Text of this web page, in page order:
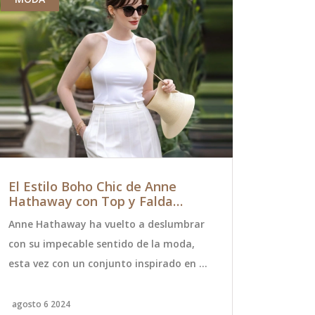
El Estilo Boho Chic de Anne
Hathaway con Top y Falda
Anne Hathaway ha vuelto a deslumbrar
con su impecable sentido de la moda,
esta vez con un conjunto inspirado en el
un top y una falda ibicenca, destacando
agosto 6 2024